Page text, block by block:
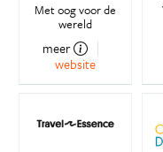
Met oog voor de
wereld
meer
website